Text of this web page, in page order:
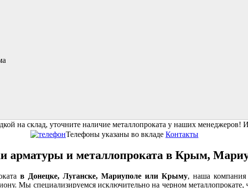
на склад, уточните наличие металлопроката у наших менеджеров! И
Телефоны указаны во вкладе Контакты
арматуры и металлопроката в Крым,
в Донецке, Луганске, Мариуполе или Крыму, наша компания
Мы специализируемся исключительно на черном металлопрокате,